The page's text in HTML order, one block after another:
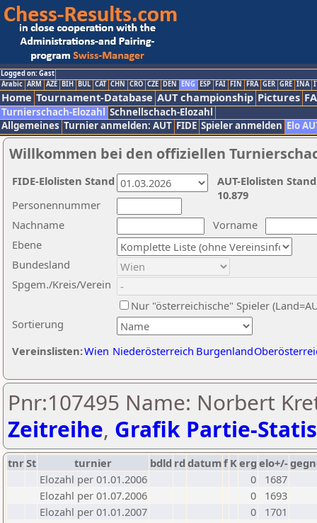
Logged on: Gast
Arabic ARM AZE BIH BUL CAT CHN CRO CZE DEN ENG ESP FAI FIN FRA GER GRE INA
Home Tournament-Database AUT championship Pictures
Turnierschach-Elozahl Schnellschach-Elozahl
Allgemeines Turnier anmelden: AUT FIDE Spieler anmelden Elo
Willkommen bei den offiziellen
Nachname
Vorname
Ebene
Sortierung
Personennummer
Bundesland
Spgem./Kreis/Verein
Nur "österreichische" Spieler
Vereinslisten:Wien Niederösterreich Burgenland
AUT-Elolisten
10.879
FIDE-Elolisten Stand
Pnr:107495 Name: Norbert
Zeitreihe, Grafik Partie-
tnrSt turnier bdld rd datumf Kerg elo+/-
Elozahl per 01.01.2006
0
1687
Elozahl per 01.07.2006
0
1693
Elozahl per 01.01.2007
0
1701